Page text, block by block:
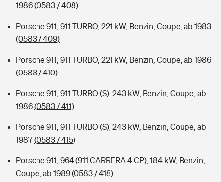
1986(0583 / 408)
Porsche 911, 911 TURBO, 221 kW, Benzin, Coupe, ab 1983
(0583 / 409)
Porsche 911, 911 TURBO, 221 kW, Benzin, Coupe, ab 1986
(0583 / 410)
Porsche 911, 911 TURBO (S), 243 kW, Benzin, Coupe, ab
1986(0583 / 411)
Porsche 911, 911 TURBO (S), 243 kW, Benzin, Coupe, ab
1987(0583 / 415)
Porsche 911, 964 (911 CARRERA 4 CP), 184 kW, Benzin,
Coupe, ab 1989(0583 / 418)